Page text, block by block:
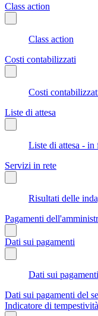
Class action
Class action
Costi contabilizzati
Costi
Liste di attesa
Liste di attesa - in
Servizi in rete
Risultati delle
Pagamenti
Dati sui pagamenti
Dati sui
Dati sui pagamenti del
Indicatore di